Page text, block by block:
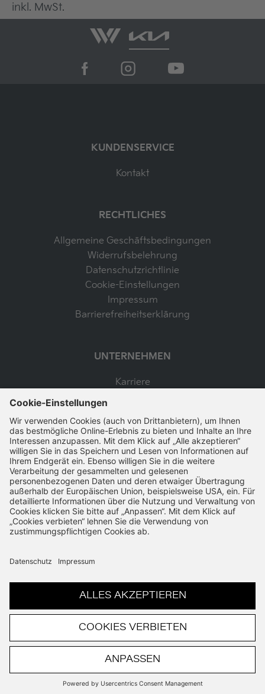
inkl. MwSt.
KUNDENSERVICE
Kontakt
RECHTLICHES
Allgemeine Geschäftsbedingungen
Widerrufsbelehrung
Datenschutzrichtlinie
Cookie-Einstellungen
Impressum
Barrierefreiheitserklärung
UNTERNEHMEN
Karriere
SSL-Verschlüsselung Schnelle Bearbeitung
VERTRAG WIDERRUFEN
© Copyright 2026. All rights reserved.
Powered by THiiiNK GmbH